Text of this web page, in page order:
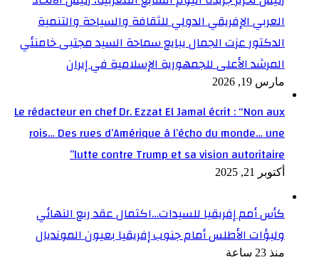
العربي الإفريقي الدولي للثقافة والسياحة والتنمية
الدكتور عزت الجمال يبايع سماحة السيد مجتبى خامنئي
المرشد الأعلى للجمهورية الإسلامية في إيران
مارس 19, 2026
Le rédacteur en chef Dr. Ezzat El Jamal écrit : “Non aux
rois… Des rues d’Amérique à l’écho du monde… une
lutte contre Trump et sa vision autoritaire”
أكتوبر 21, 2025
كأس أمم إفريقيا للسيدات…اكتمال عقد ربع النهائي
ولبؤات الأطلس أمام جنوب إفريقيا بعيون المونديال
منذ 23 ساعة